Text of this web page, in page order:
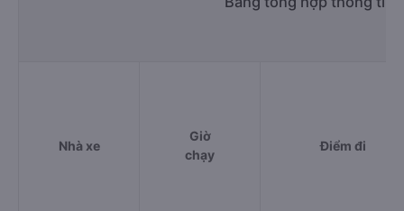
Nhà xe
Giờ
chạy
Điểm đi